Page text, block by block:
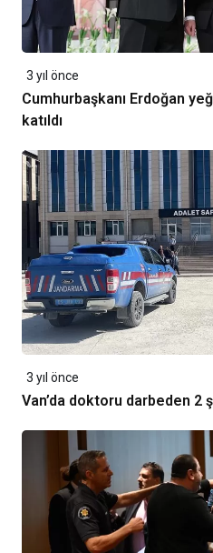
3 yıl önce
Cumhurbaşkanı Erdoğan
katıldı
3 yıl önce
Van’da doktoru darbeden 2